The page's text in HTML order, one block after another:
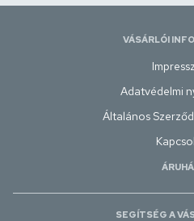
VÁSÁRLÓI
Adatvédelmi
Általános
SEGÍTSÉG A